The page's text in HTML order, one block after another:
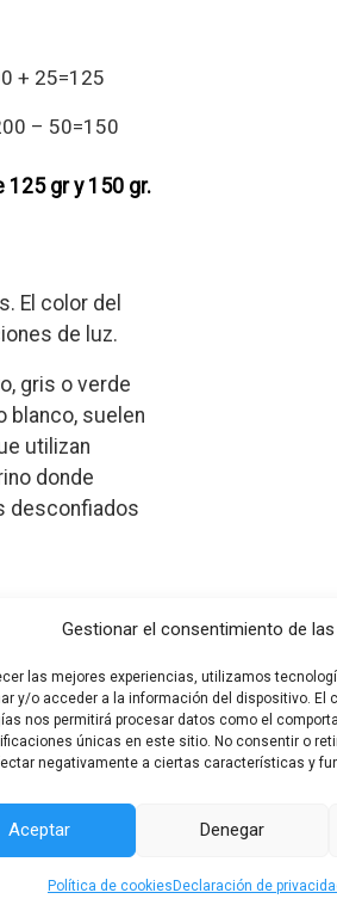
Gestionar el consentimiento de
las mejores experiencias, utilizamos
y/o acceder a la información del dispositivo. El
nos permitirá procesar datos como el
únicas en este sitio. No consentir o
negativamente a ciertas características y
Aceptar Denegar
Política de cookiesDeclaración de
+ 25=125
– 50=150
gr y 150 gr.
El color del
de luz.
gris o verde
blanco, suelen
utilizan
donde
desconfiados
privacidad |